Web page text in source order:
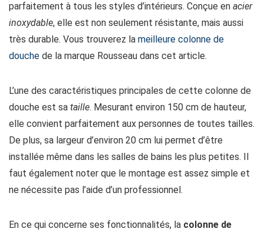
parfaitement à tous les styles d’intérieurs. Conçue en acier
inoxydable, elle est non seulement résistante, mais aussi
très durable. Vous trouverez la meilleure colonne de
douche de la marque Rousseau dans cet article.
L’une des caractéristiques principales de cette colonne de
douche est sa taille. Mesurant environ 150 cm de hauteur,
elle convient parfaitement aux personnes de toutes tailles.
De plus, sa largeur d’environ 20 cm lui permet d’être
installée même dans les salles de bains les plus petites. Il
faut également noter que le montage est assez simple et
ne nécessite pas l’aide d’un professionnel.
En ce qui concerne ses fonctionnalités, la colonne de